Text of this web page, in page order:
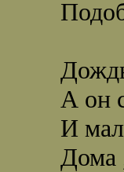
А он
И
Дома